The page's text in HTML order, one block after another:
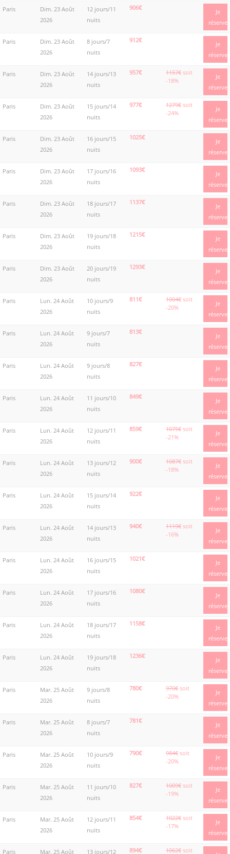
Paris
Dim. 23 Août
2026
12 jours/11
nuits
906€
Je
réserve
Paris
Dim. 23 Août
2026
8 jours/7
nuits
912€
Je
réserve
Paris
Dim. 23 Août
2026
14 jours/13
nuits
957€ 1157€ soit
-18%
Je
réserve
Paris
Dim. 23 Août
2026
15 jours/14
nuits
977€ 1279€ soit
-24%
Je
réserve
Paris
Dim. 23 Août
2026
16 jours/15
nuits
1025€
Je
réserve
Paris
Dim. 23 Août
2026
17 jours/16
nuits
1093€
Je
réserve
Paris
Dim. 23 Août
2026
18 jours/17
nuits
1137€
Je
réserve
Paris
Dim. 23 Août
2026
19 jours/18
nuits
1215€
Je
réserve
Paris
Dim. 23 Août
2026
20 jours/19
nuits
1293€
Je
réserve
Paris
Lun. 24 Août
2026
10 jours/9
nuits
811€ 1004€ soit
-20%
Je
réserve
Paris
Lun. 24 Août
2026
9 jours/7
nuits
813€
Je
réserve
Paris
Lun. 24 Août
2026
9 jours/8
nuits
827€
Je
réserve
Paris
Lun. 24 Août
2026
11 jours/10
nuits
849€
Je
réserve
Paris
Lun. 24 Août
2026
12 jours/11
nuits
859€ 1075€ soit
-21%
Je
réserve
Paris
Lun. 24 Août
2026
13 jours/12
nuits
900€ 1087€ soit
-18%
Je
réserve
Paris
Lun. 24 Août
2026
15 jours/14
nuits
922€
Je
réserve
Paris
Lun. 24 Août
2026
14 jours/13
nuits
940€ 1119€ soit
-16%
Je
réserve
Paris
Lun. 24 Août
2026
16 jours/15
nuits
1021€
Je
réserve
Paris
Lun. 24 Août
2026
17 jours/16
nuits
1080€
Je
réserve
Paris
Lun. 24 Août
2026
18 jours/17
nuits
1158€
Je
réserve
Paris
Lun. 24 Août
2026
19 jours/18
nuits
1236€
Je
réserve
Paris
Mar. 25 Août
2026
9 jours/8
nuits
780€ 970€ soit
-20%
Je
réserve
Paris
Mar. 25 Août
2026
8 jours/7
nuits
781€
Je
réserve
Paris
Mar. 25 Août
2026
10 jours/9
nuits
790€ 984€ soit
-20%
Je
réserve
Paris
Mar. 25 Août
2026
11 jours/10
nuits
827€ 1009€ soit
-19%
Je
réserve
Paris
Mar. 25 Août
2026
12 jours/11
nuits
854€ 1022€ soit
-17%
Je
réserve
Paris Mar. 25 Août 13 jours/12 894€ 1062€ soit